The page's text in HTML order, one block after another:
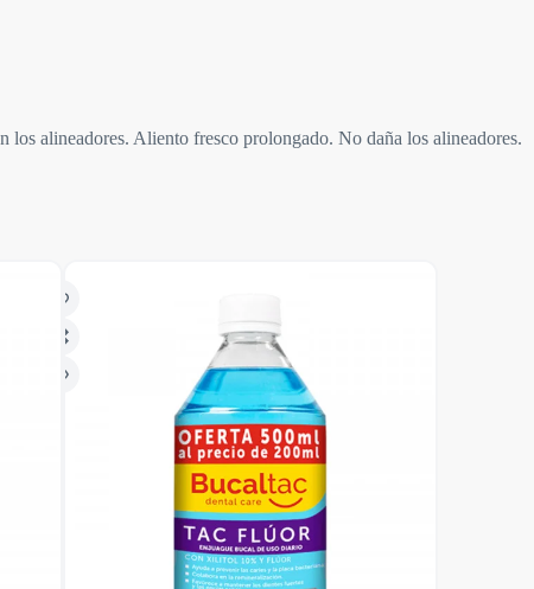
alineadores. Aliento fresco prolongado. No daña los alineadores.